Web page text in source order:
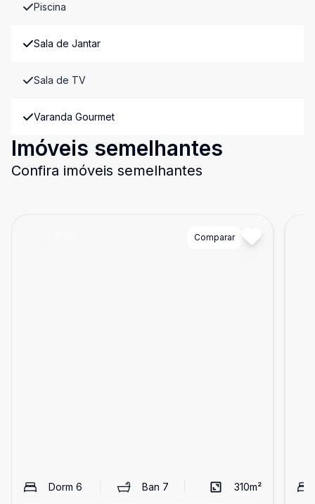
Piscina
Sala de Jantar
Sala de TV
Varanda Gourmet
Imóveis semelhantes
Confira imóveis semelhantes
Comparar
Dorm 6 Ban 7 310m²